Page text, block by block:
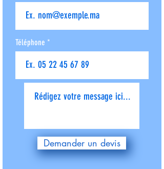
Téléphone
Demander un devis